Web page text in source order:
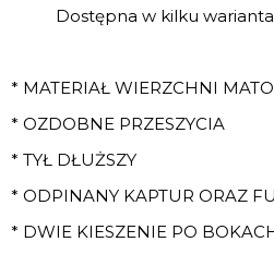
Dostępna w kilku
* MATERIAŁ WIERZCHNI
* OZDOBNE PRZESZYCIA
* TYŁ DŁUŻSZY
* ODPINANY KAPTUR ORAZ
* DWIE KIESZENIE PO